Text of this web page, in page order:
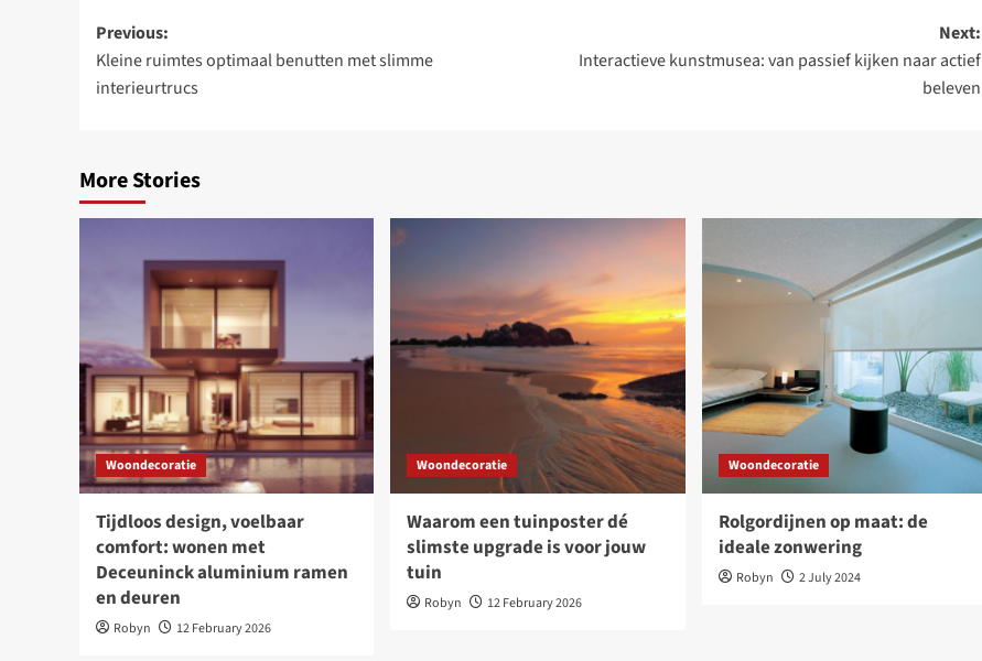
Post
navigation
Previous:
Kleine ruimtes optimaal benutten met slimme
interieurtrucs
Next:
Interactieve kunstmusea: van passief kijken naar actief
beleven
More Stories
Woondecoratie
Tijdloos design, voelbaar
comfort: wonen met
Deceuninck aluminium ramen
en deuren
Robyn 12 February 2026
Woondecoratie
Waarom een tuinposter dé
slimste upgrade is voor jouw
tuin
Robyn 12 February 2026
Woondecoratie
Rolgordijnen op maat: de
ideale zonwering
Robyn 2 July 2024